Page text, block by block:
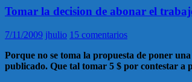
Tomar la decision de abonar el
7/11/2009 jhulio 15 comentarios
Porque no se toma la propuesta de poner
publicado. Que tal tomar 5 $ por contestar a